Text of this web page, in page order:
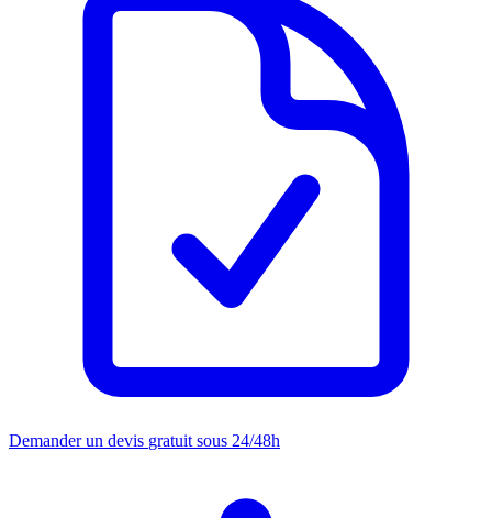
Demander un devis gratuit sous 24/48h